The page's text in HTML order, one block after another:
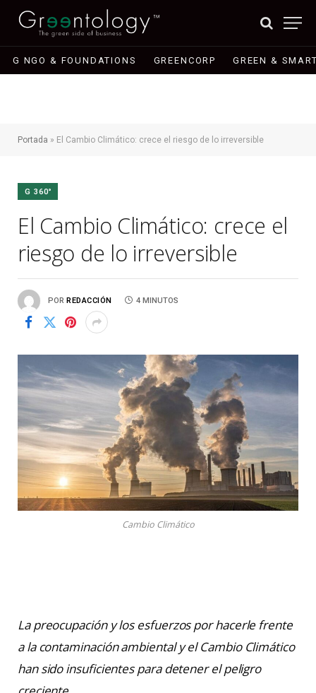
G NGO & FOUNDATIONS GREENCORP GREEN &
Portada » El Cambio Climático: crece el riesgo de lo irreversible
G 360°
El Cambio Climático: crece el
riesgo de lo irreversible
POR REDACCIÓN 4 MINUTOS
Cambio Climático
La preocupación y los esfuerzos por hacerle frente
a la contaminación ambiental y el Cambio Climático
han sido insuficientes para detener el peligro